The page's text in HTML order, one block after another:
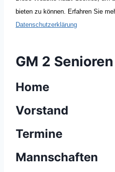
bieten zu können. Erfahren Sie
Datenschutzerklärung
GM 2
Home
Vorstand
Termine
Mannschaften